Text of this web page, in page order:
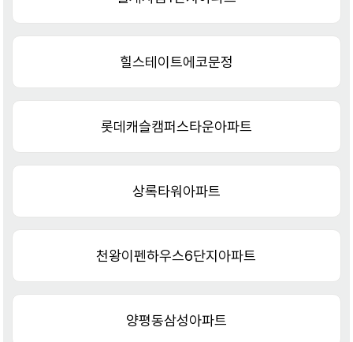
힐스테이트에코문정
롯데캐슬캠퍼스타운아파트
상록타워아파트
천왕이펜하우스6단지아파트
양평동삼성아파트